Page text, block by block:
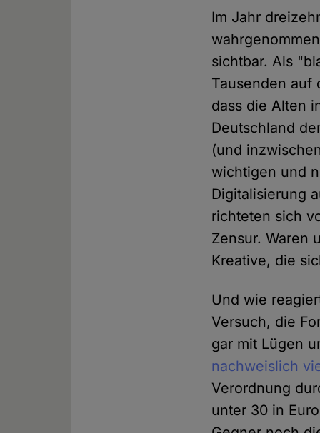
Im Jahr
sichtbar. Als
Tausenden auf
dass die Alten
Deutschland
(und
wichtigen und
Digitalisierung
richteten sich
Zensur. Waren
Kreative, die
Und wie
Versuch, die
gar mit Lügen
nachweislich
Verordnung
unter 30 in